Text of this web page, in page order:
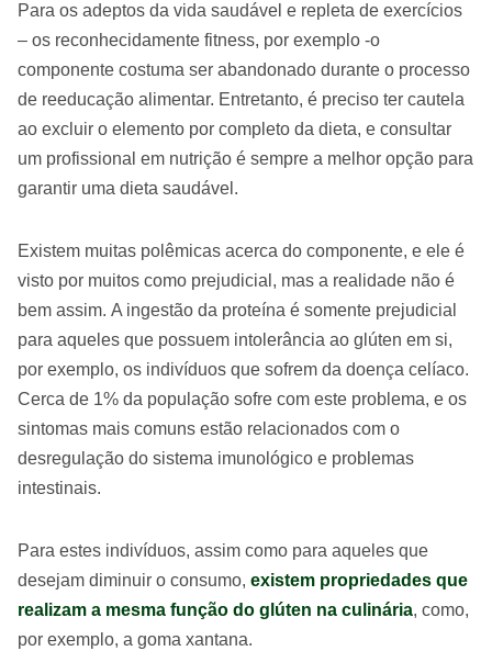
Para os adeptos da vida saudável e repleta de exercícios
– os reconhecidamente fitness, por exemplo -o
componente costuma ser abandonado durante o processo
de reeducação alimentar. Entretanto, é preciso ter cautela
ao excluir o elemento por completo da dieta, e consultar
um profissional em nutrição é sempre a melhor opção para
garantir uma dieta saudável.
Existem muitas polêmicas acerca do componente, e ele é
visto por muitos como prejudicial, mas a realidade não é
bem assim. A ingestão da proteína é somente prejudicial
para aqueles que possuem intolerância ao glúten em si,
por exemplo, os indivíduos que sofrem da doença celíaco.
Cerca de 1% da população sofre com este problema, e os
sintomas mais comuns estão relacionados com o
desregulação do sistema imunológico e problemas
intestinais.
Para estes indivíduos, assim como para aqueles que
desejam diminuir o consumo, existem propriedades que
realizam a mesma função do glúten na culinária, como,
por exemplo, a goma xantana.